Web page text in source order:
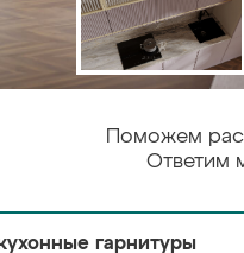
Поможем
Ответим
гарнитуры